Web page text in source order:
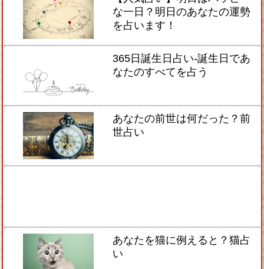
な一日？明日のあなたの運勢
を占います！
365日誕生日占い-誕生日であ
なたのすべてを占う
あなたの前世は何だった？前
世占い
あなたを猫に例えると？猫占
い